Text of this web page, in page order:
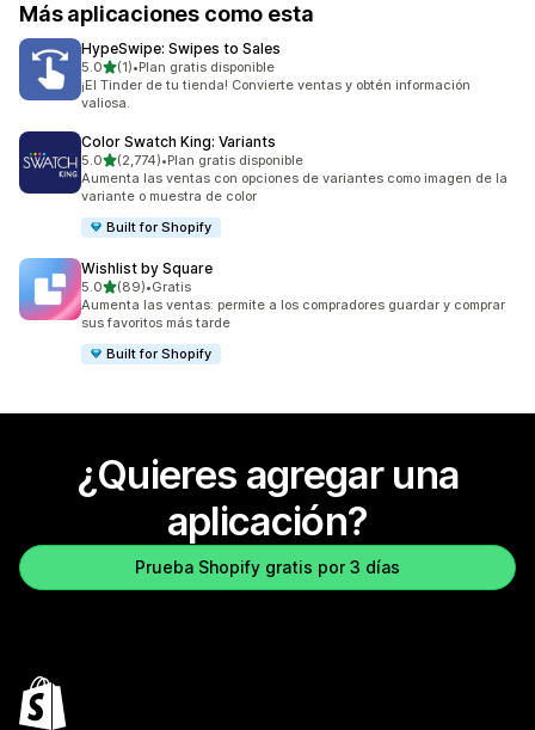
Más aplicaciones como esta
HypeSwipe: Swipes to Sales
5.0de 5 estrellas
(1)
1 reseñas en total
•Plan gratis disponible
¡El Tinder de tu tienda! Convierte ventas y obtén información
valiosa.
Color Swatch King: Variants
5.0de 5 estrellas
(2,774)
2774 reseñas en total
•Plan gratis disponible
Aumenta las ventas con opciones de variantes como imagen de la
variante o muestra de color
Built for Shopify
Wishlist by Square
5.0de 5 estrellas
(89)
89 reseñas en total
•Gratis
Aumenta las ventas: permite a los compradores guardar y comprar
sus favoritos más tarde
Built for Shopify
¿Quieres agregar una
aplicación?
Prueba Shopify gratis por 3 días